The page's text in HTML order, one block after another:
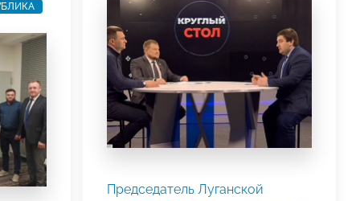
Председатель Луганской